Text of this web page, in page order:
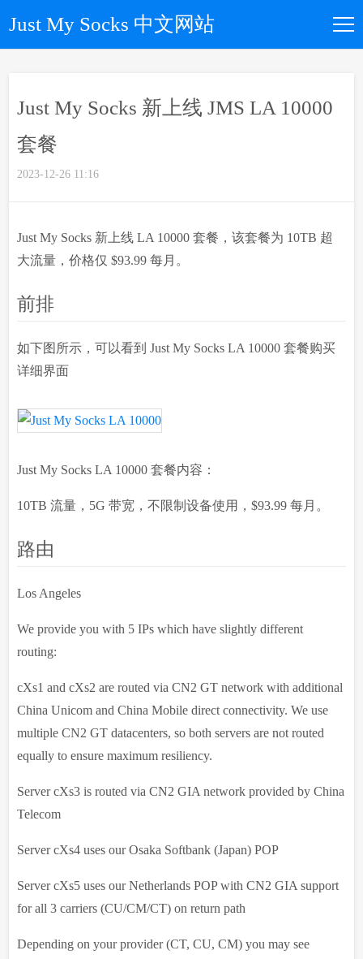
Just My Socks 中文网站
优惠码
关于我们
Just My Socks 新上线 JMS LA 10000
套餐
2023-12-26 11:16
Just My Socks 新上线 LA 10000 套餐，该套餐为 10TB 超
大流量，价格仅 $93.99 每月。
前排
如下图所示，可以看到 Just My Socks LA 10000 套餐购买
详细界面
Just My Socks LA 10000 套餐内容：
10TB 流量，5G 带宽，不限制设备使用，$93.99 每月。
路由
Los Angeles
We provide you with 5 IPs which have slightly different
routing:
cXs1 and cXs2 are routed via CN2 GT network with additional
China Unicom and China Mobile direct connectivity. We use
multiple CN2 GT datacenters, so both servers are not routed
equally to ensure maximum resiliency.
Server cXs3 is routed via CN2 GIA network provided by China
Telecom
Server cXs4 uses our Osaka Softbank (Japan) POP
Server cXs5 uses our Netherlands POP with CN2 GIA support
for all 3 carriers (CU/CM/CT) on return path
Depending on your provider (CT, CU, CM) you may see